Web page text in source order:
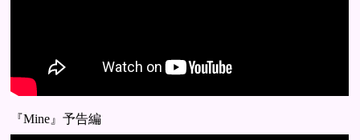
『Mine』予告編